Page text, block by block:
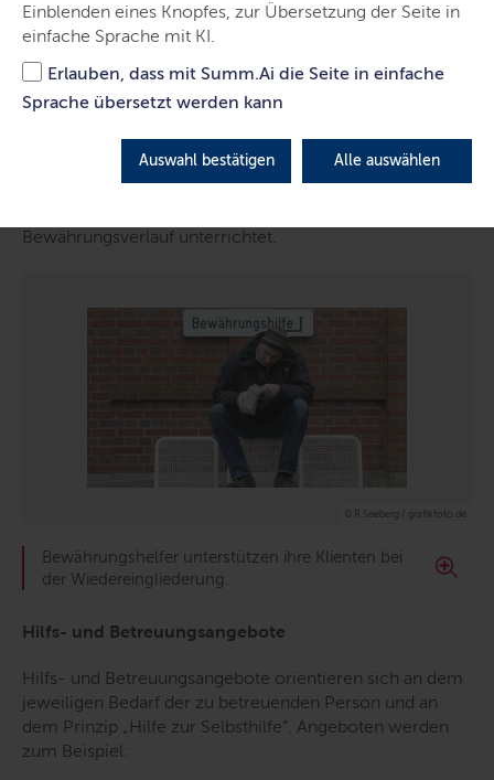
Einblenden eines Knopfes, zur Übersetzung der Seite in
einfache Sprache mit KI.
Erlauben, dass mit Summ.Ai die Seite in einfache
Sprache übersetzt werden kann
Auswahl bestätigen Alle auswählen
Welche Aufgaben hat die Bewährungshilfe?
Zu den Aufgaben gehört die Betreuung der Straffälligen.
Unter Betreuung sind in diesem Zusammenhang Hilfe
und Kontrolle zu verstehen. Hierzu gehört Beratung bei
allen die Resozialisierung betreffenden Fragen und
Problemen, andererseits aber auch die Überwachung
und Kontrolle insbesondere der gerichtlich erteilten
Bewährungsverlauf unterrichtet.
© R.Seeberg / grafikfoto.de
Bewährungshelfer unterstützen ihre Klienten bei
der Wiedereingliederung.
Hilfs- und Betreuungsangebote
Hilfs- und Betreuungsangebote orientieren sich an dem
jeweiligen Bedarf der zu betreuenden Person und an
dem Prinzip „Hilfe zur Selbsthilfe“. Angeboten werden
zum Beispiel: